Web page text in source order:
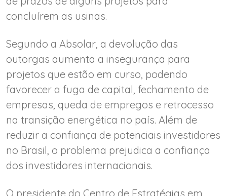
concluírem as usinas.
Segundo a Absolar, a devolução das
outorgas aumenta a insegurança para
projetos que estão em curso, podendo
favorecer a fuga de capital, fechamento de
empresas, queda de empregos e retrocesso
na transição energética no país. Além de
reduzir a confiança de potenciais investidores
no Brasil, o problema prejudica a confiança
dos investidores internacionais.
O presidente do Centro de Estratégias em